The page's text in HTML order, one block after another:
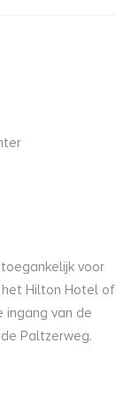
voor
het Hilton Hotel of
ingang van de
Paltzerweg.